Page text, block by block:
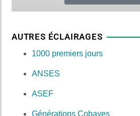
AUTRES ÉCLAIRAGES
1000 premiers jours
ANSES
ASEF
Générations Cobayes